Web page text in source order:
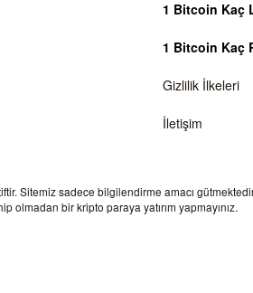
1 Bitcoin Kaç
1 Bitcoin Kaç
Gizlilik İlkeleri
İletişim
Sitemiz sadece bilgilendirme amacı
olmadan bir kripto paraya yatırım yapmayınız.